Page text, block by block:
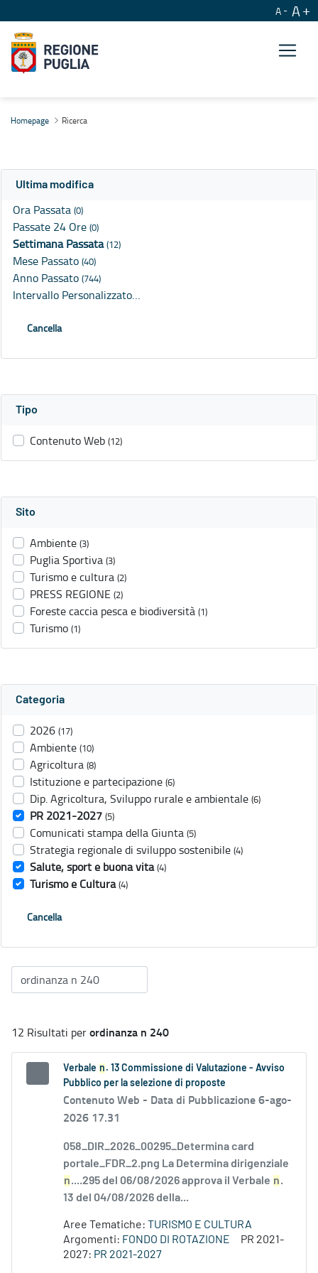
A A
Homepage Ricerca
Ultima modifica
Ora Passata (0)
Passate 24 Ore (0)
Settimana Passata(12)
Mese Passato (40)
Anno Passato (744)
Intervallo Personalizzato…
Cancella
Tipo
Contenuto Web (12)
Sito
Ambiente (3)
Puglia Sportiva (3)
Turismo e cultura (2)
PRESS REGIONE (2)
Foreste caccia pesca e biodiversità (1)
Turismo (1)
Categoria
2026 (17)
Ambiente (10)
Agricoltura (8)
Istituzione e partecipazione (6)
Dip. Agricoltura, Sviluppo rurale e ambientale (6)
PR 2021-2027 (5)
Comunicati stampa della Giunta (5)
Strategia regionale di sviluppo sostenibile (4)
Salute, sport e buona vita (4)
Turismo e Cultura (4)
Cancella
12 Risultati perordinanza n 240
Verbale n . 13 Commissione di Valutazione - Avviso
Pubblico per la selezione di proposte
Contenuto Web - Data di Pubblicazione 6-ago-
2026 17.31
058_DIR_2026_00295_Determina card
portale_FDR_2.png La Determina dirigenziale
n....295 del 06/08/2026 approva il Verbale n.
13 del 04/08/2026 della...
Aree Tematiche: TURISMO E CULTURA
Argomenti: FONDO DI ROTAZIONE
PR 2021-
2027: PR 2021-2027